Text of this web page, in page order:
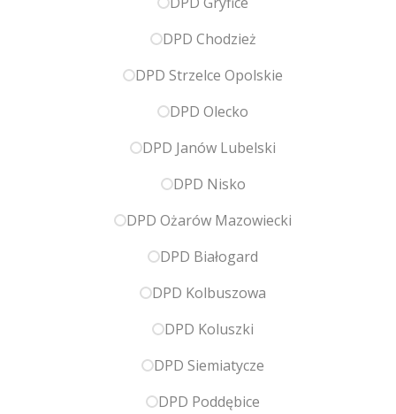
DPD Chodzież
DPD Strzelce Opolskie
DPD Olecko
DPD Janów Lubelski
DPD Nisko
DPD Ożarów Mazowiecki
DPD Białogard
DPD Kolbuszowa
DPD Koluszki
DPD Siemiatycze
DPD Poddębice